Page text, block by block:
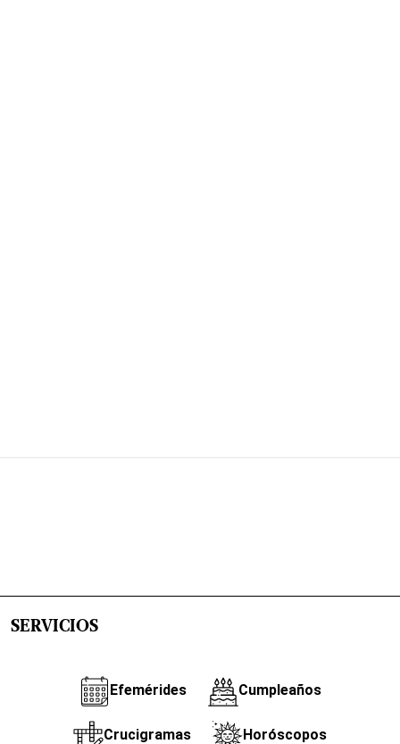
SERVICIOS
Efemérides Cumpleaños
Crucigramas Horóscopos